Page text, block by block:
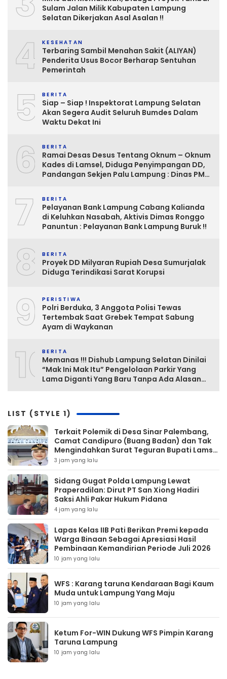
Sulam Jalan Milik Kabupaten Lampung
Selatan Dikerjakan Asal Asalan !!
4 KESEHATAN
Terbaring Sambil Menahan Sakit (ALIYAN)
Penderita Usus Bocor Berharap Sentuhan
Pemerintah
5 BERITA
Siap – Siap ! Inspektorat Lampung Selatan
Akan Segera Audit Seluruh Bumdes Dalam
Waktu Dekat Ini
6 BERITA
Ramai Desas Desus Tentang Oknum – Oknum
Kades di Lamsel, Diduga Penyimpangan DD,
Pandangan Sekjen Palu Lampung : Dinas PMD
7 BERITA
Pelayanan Bank Lampung Cabang Kalianda
di Keluhkan Nasabah, Aktivis Dimas Ronggo
Panuntun : Pelayanan Bank Lampung Buruk !!
8 BERITA
Proyek DD Milyaran Rupiah Desa Sumurjalak
Diduga Terindikasi Sarat Korupsi
9 PERISTIWA
Polri Berduka, 3 Anggota Polisi Tewas
Tertembak Saat Grebek Tempat Sabung
Ayam di Waykanan
10BERITA
Memanas !!! Dishub Lampung Selatan Dinilai
“Mak Ini Mak Itu” Pengelolaan Parkir Yang
Lama Diganti Yang Baru Tanpa Ada Alasan
LIST (STYLE 1)
Terkait Polemik di Desa Sinar Palembang,
Camat Candipuro (Buang Badan) dan Tak
Mengindahkan Surat Teguran Bupati Lamsel
3 jam yang lalu
Sidang Gugat Polda Lampung Lewat
Praperadilan: Dirut PT San Xiong Hadiri
Saksi Ahli Pakar Hukum Pidana
4 jam yang lalu
Lapas Kelas IIB Pati Berikan Premi kepada
Warga Binaan Sebagai Apresiasi Hasil
Pembinaan Kemandirian Periode Juli 2026
10 jam yang lalu
WFS : Karang taruna Kendaraan Bagi Kaum
Muda untuk Lampung Yang Maju
10 jam yang lalu
Ketum For-WIN Dukung WFS Pimpin Karang
Taruna Lampung
10 jam yang lalu